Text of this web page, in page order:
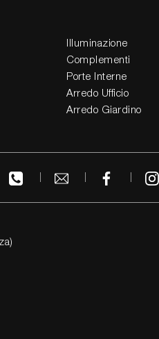
Illuminazione
Complementi
Porte Interne
Arredo Ufficio
Arredo Giardino